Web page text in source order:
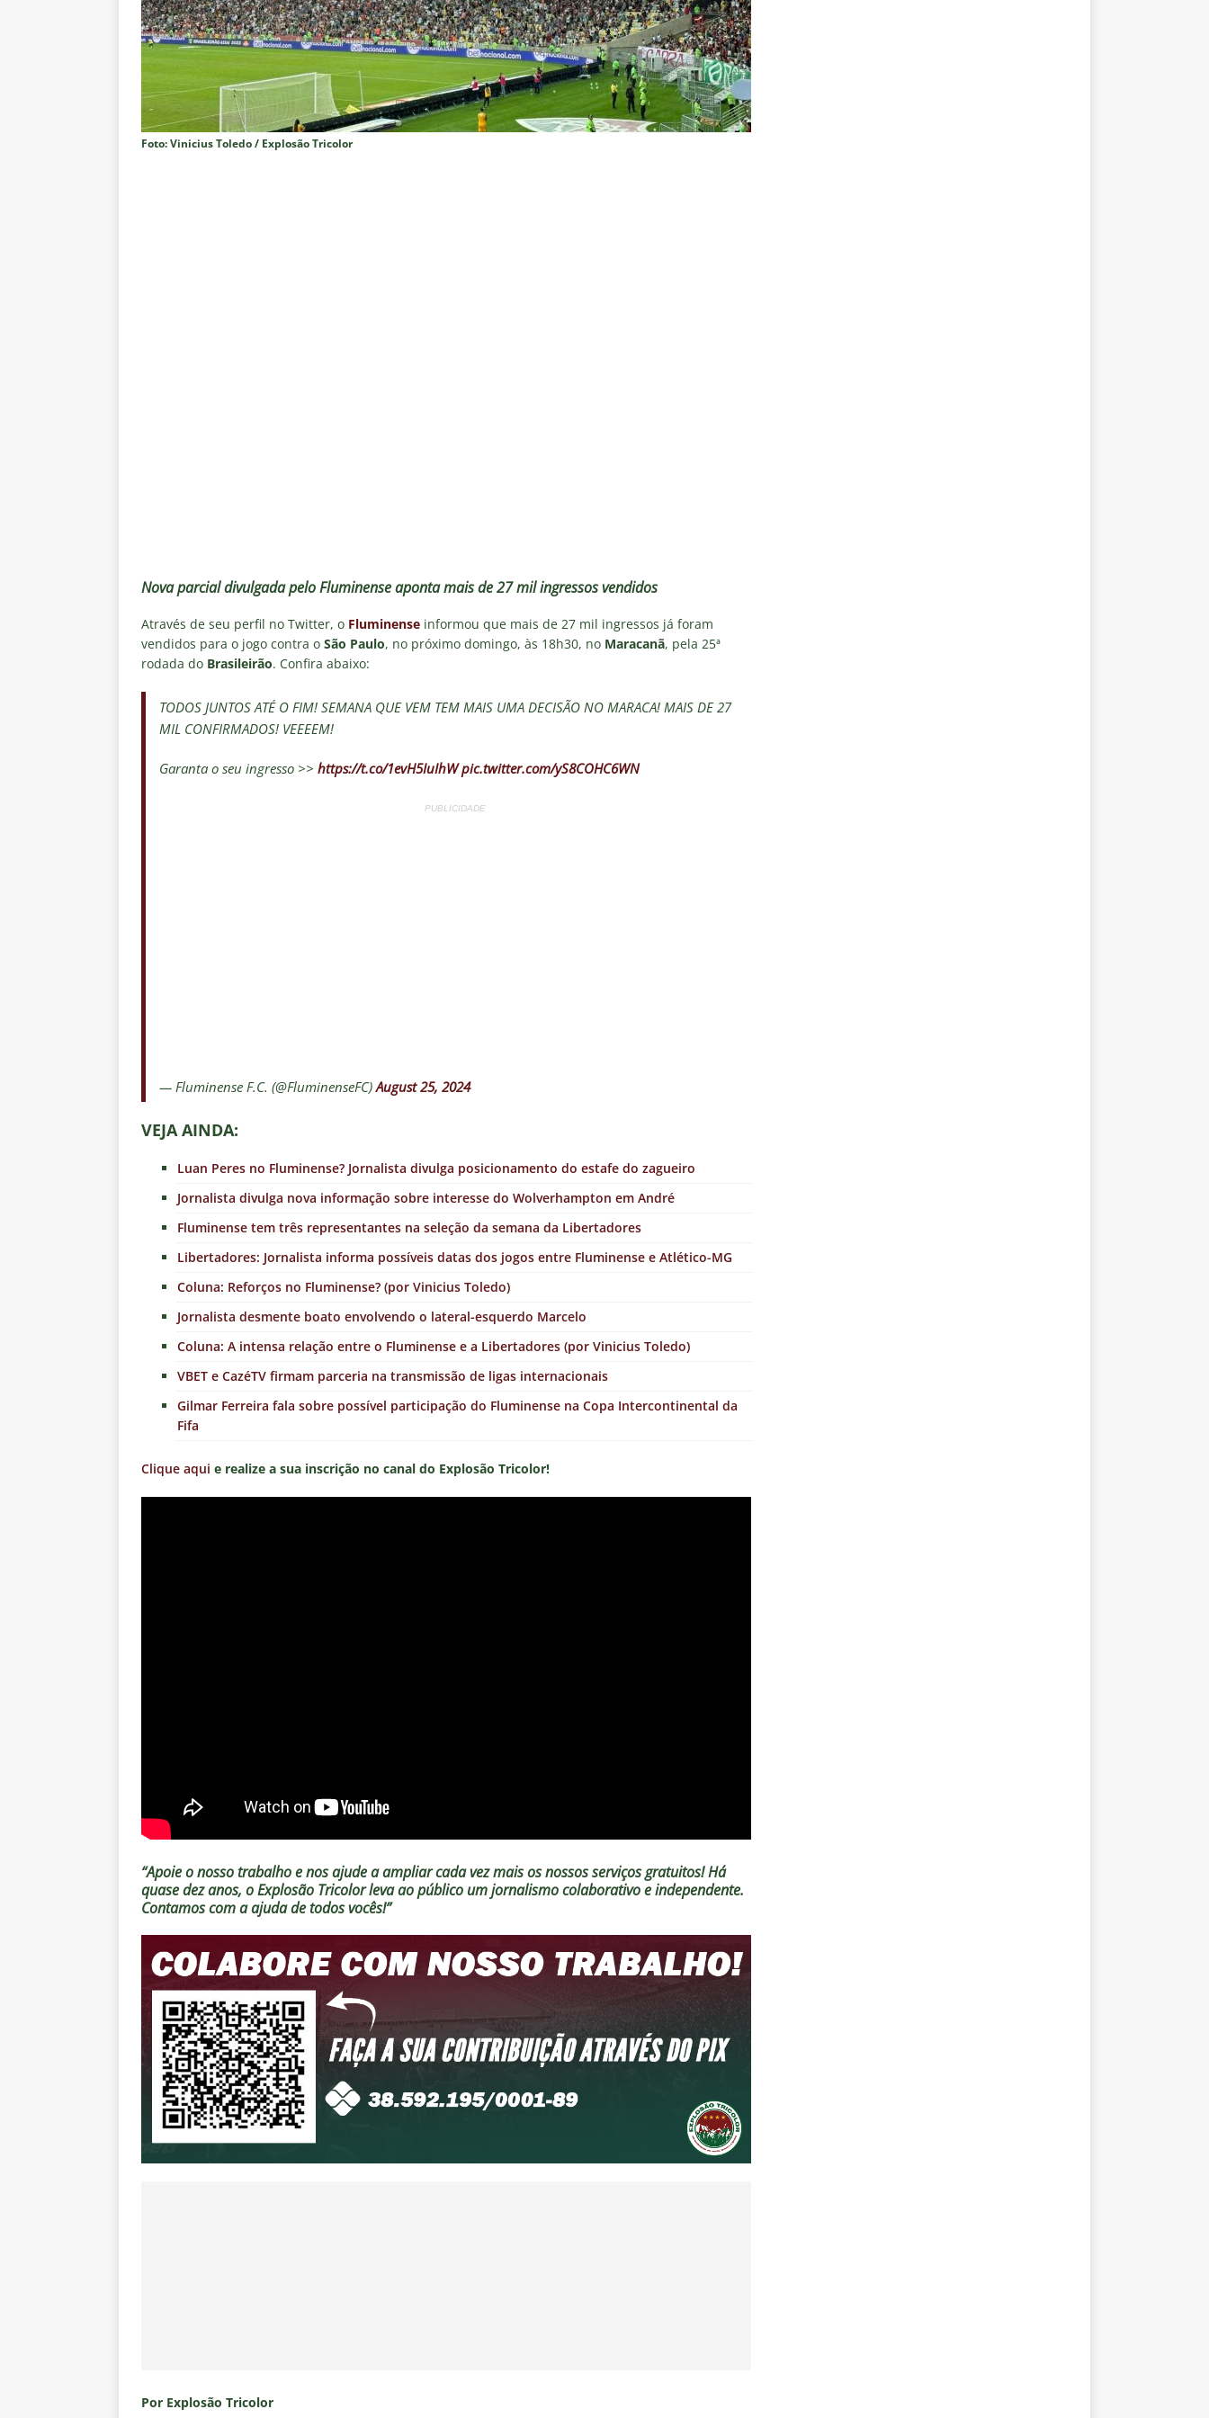
sobre a “decomposição” das Torcidas Organizadas e cooptação pela gestão
NOTÍCIAS
[ 7 de agosto de 2026 ] Brasileirão 2026: CBF divulga arbitragem para Botafogo x Fluminense
NOTÍCIAS
[ 7 de agosto de 2026 ] Ex-Fluminense, Fabinho toma decisão após saída do Al-Ittihad
NOTÍCIAS
[ 6 de agosto de 2026 ] Especulado no Fluminense, Fabinho tem saída anunciada pelo Al-Ittihad e
fica livre no mercado
NOTÍCIAS
[ 6 de agosto de 2026 ] Prejuízo milionário! Veja quanto o Fluminense deixou de arrecadar após
Foto: Vinicius Toledo / Explosão Tricolor
Nova parcial divulgada pelo Fluminense aponta mais de 27 mil ingressos vendidos
Através de seu perfil no Twitter, o Fluminense informou que mais de 27 mil ingressos já foram
vendidos para o jogo contra o São Paulo, no próximo domingo, às 18h30, no Maracanã, pela 25ª
rodada do Brasileirão. Confira abaixo:
TODOS JUNTOS ATÉ O FIM! SEMANA QUE VEM TEM MAIS UMA DECISÃO NO MARACA! MAIS DE 27
MIL CONFIRMADOS! VEEEEM!
Garanta o seu ingresso >> https://t.co/1evH5IuIhW pic.twitter.com/yS8COHC6WN
PUBLICIDADE
— Fluminense F.C. (@FluminenseFC)August 25, 2024
VEJA AINDA:
Luan Peres no Fluminense? Jornalista divulga posicionamento do estafe do zagueiro
Jornalista divulga nova informação sobre interesse do Wolverhampton em André
Fluminense tem três representantes na seleção da semana da Libertadores
Libertadores: Jornalista informa possíveis datas dos jogos entre Fluminense e Atlético-MG
Coluna: Reforços no Fluminense? (por Vinicius Toledo)
Jornalista desmente boato envolvendo o lateral-esquerdo Marcelo
Coluna: A intensa relação entre o Fluminense e a Libertadores (por Vinicius Toledo)
VBET e CazéTV firmam parceria na transmissão de ligas internacionais
Gilmar Ferreira fala sobre possível participação do Fluminense na Copa Intercontinental da
Fifa
Clique aqui e realize a sua inscrição no canal do Explosão Tricolor!
“Apoie o nosso trabalho e nos ajude a ampliar cada vez mais os nossos serviços gratuitos!Há
quase dez anos, o Explosão Tricolor leva ao público um jornalismo colaborativo e independente.
Contamos com a ajuda de todos vocês!”
Por Explosão Tricolor